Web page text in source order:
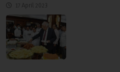
17 April 2023